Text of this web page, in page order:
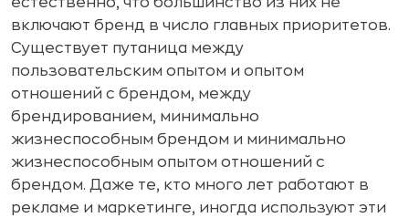
включают бренд в число главных приоритетов.
Существует путаница между
пользовательским опытом и опытом
отношений с брендом, между
брендированием, минимально
жизнеспособным брендом и минимально
жизнеспособным опытом отношений с
брендом. Даже те, кто много лет работают в
рекламе и маркетинге, иногда используют эти